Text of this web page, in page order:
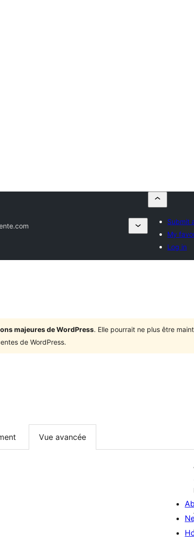
Submit
My
Log in
majeures de WordPress. Elle pourrait ne plus être
de WordPress.
Vue avancée